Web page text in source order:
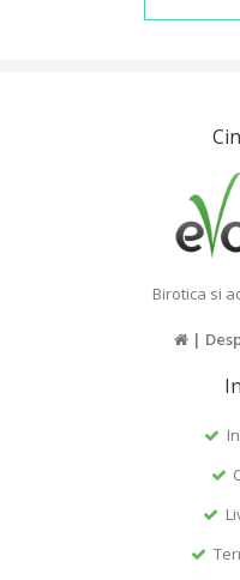
Birotica si
|